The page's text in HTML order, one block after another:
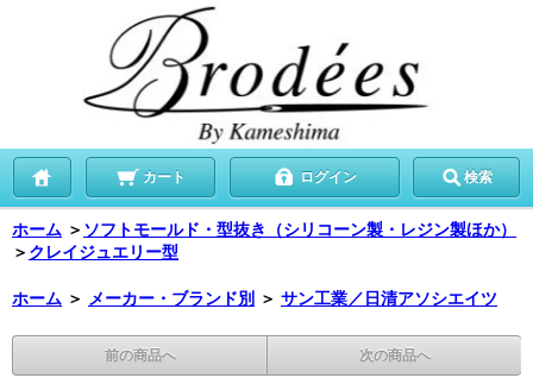
カート ログイン 検索
ホーム ＞ ソフトモールド・型抜き（シリコーン製・レジン製ほか）
＞ クレイジュエリー型
ホーム ＞ メーカー・ブランド別 ＞ サン工業／日清アソシエイツ
前の商品へ 次の商品へ